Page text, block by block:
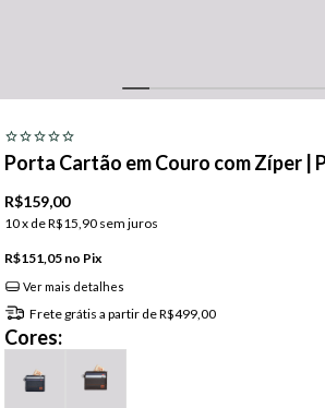
Porta Cartão em Couro com Zíper |
R$159,00
10x deR$15,90 sem juros
R$151,05 Pix
Ver mais detalhes
Frete grátis a partir deR$499,00
Cores: